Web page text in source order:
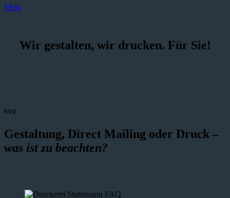
Mehr
Wir gestalten, wir drucken. Für Sie!
FAQ
Gestaltung, Direct Mailing oder Druck –
was ist zu beachten?